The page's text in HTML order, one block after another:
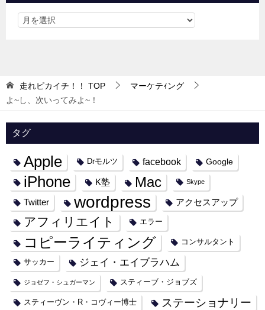
走れピカイチ！！ TOP
マーケテｨング
よ~し、次いってみよ~！
タグ
Apple Drモルツ facebook Google
iPhone K塾 Mac Skype
Twitter wordpress アクセスアップ
アフィリエイト エラー
コピーライティング コンサルタント
サッカー ジェイ・エイブラハム
ジョゼフ・シュガーマン スティーブ・ジョブズ
スティーヴン・R・コヴィー博士 ステーショナリー